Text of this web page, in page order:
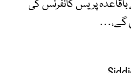
پریس کانفرنس کی
گے،…